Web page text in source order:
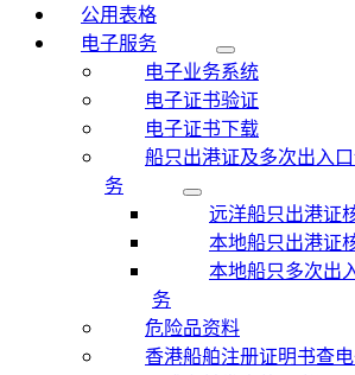
公用表格
电子服务
电子业务系统
电子证书验证
电子证书下载
船只出港证及多次出入
务
远洋船只出港证
本地船只出港证
本地船只多次出
务
危险品资料
香港船舶注册证明书查